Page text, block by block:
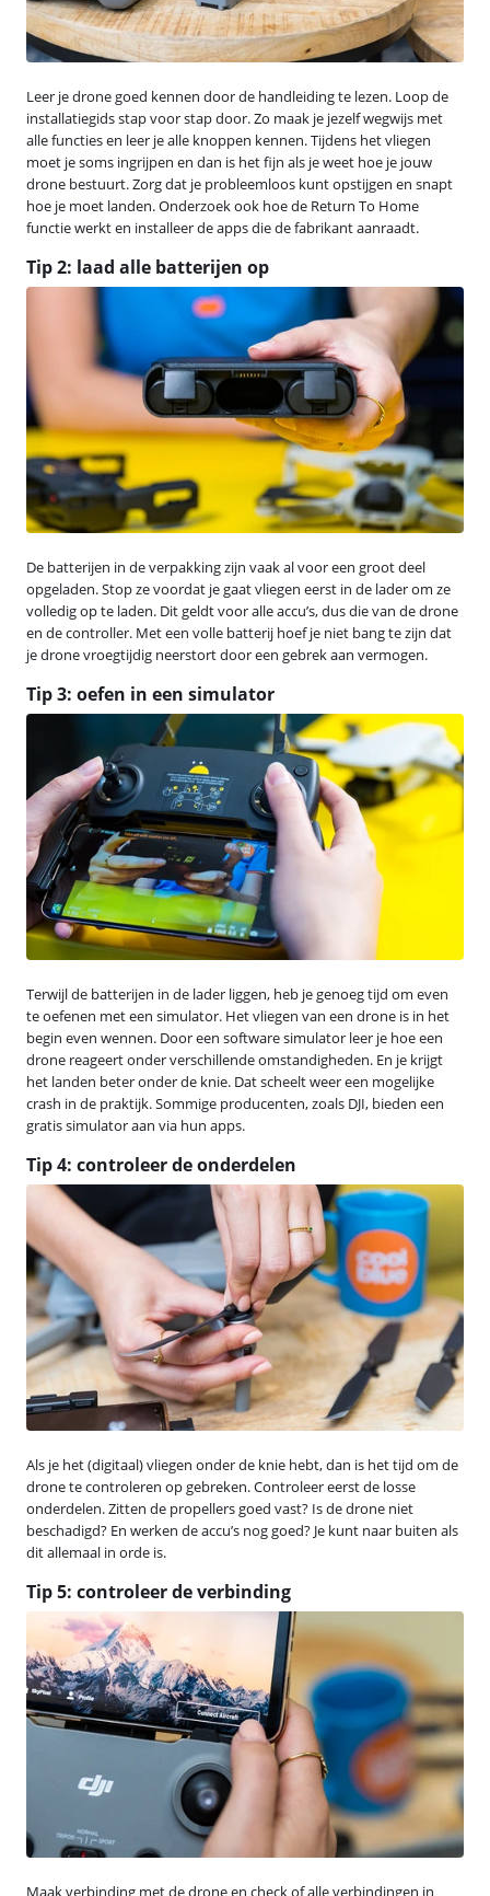
Leer je drone goed kennen door de handleiding te lezen. Loop de
installatiegids stap voor stap door. Zo maak je jezelf wegwijs met
alle functies en leer je alle knoppen kennen. Tijdens het vliegen
moet je soms ingrijpen en dan is het fijn als je weet hoe je jouw
drone bestuurt. Zorg dat je probleemloos kunt opstijgen en snapt
hoe je moet landen. Onderzoek ook hoe de Return To Home
functie werkt en installeer de apps die de fabrikant aanraadt.
Tip 2: laad alle batterijen op
De batterijen in de verpakking zijn vaak al voor een groot deel
opgeladen. Stop ze voordat je gaat vliegen eerst in de lader om ze
volledig op te laden. Dit geldt voor alle accu’s, dus die van de drone
en de controller. Met een volle batterij hoef je niet bang te zijn dat
je drone vroegtijdig neerstort door een gebrek aan vermogen.
Tip 3: oefen in een simulator
Terwijl de batterijen in de lader liggen, heb je genoeg tijd om even
te oefenen met een simulator. Het vliegen van een drone is in het
begin even wennen. Door een software simulator leer je hoe een
drone reageert onder verschillende omstandigheden. En je krijgt
het landen beter onder de knie. Dat scheelt weer een mogelijke
crash in de praktijk. Sommige producenten, zoals DJI, bieden een
gratis simulator aan via hun apps.
Tip 4: controleer de onderdelen
Als je het (digitaal) vliegen onder de knie hebt, dan is het tijd om de
drone te controleren op gebreken. Controleer eerst de losse
onderdelen. Zitten de propellers goed vast? Is de drone niet
beschadigd? En werken de accu’s nog goed? Je kunt naar buiten als
dit allemaal in orde is.
Tip 5: controleer de verbinding
Maak verbinding met de drone en check of alle verbindingen in